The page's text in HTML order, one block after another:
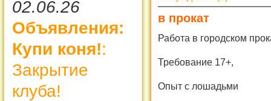
02.06.26
Объявления:
Купи коня!:
Закрытие
клуба!
в прокат
Работа в городском
Требование 17+,
Опыт с лошадьми